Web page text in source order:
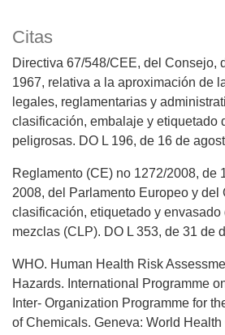
Citas
Directiva 67/548/CEE, del Consejo,
1967, relativa a la aproximación de
legales, reglamentarias y
clasificación, embalaje y etiquetado
peligrosas. DO L 196, de 16 de
Reglamento (CE) no 1272/2008, de
2008, del Parlamento Europeo y del
clasificación, etiquetado y envasado
mezclas (CLP). DO L 353, de 31 de
WHO. Human Health Risk
Hazards. International Programme
Inter- Organization Programme for
of Chemicals. Geneva: World